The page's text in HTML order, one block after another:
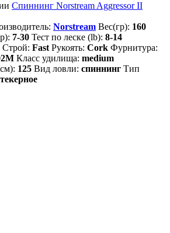
Спиннинг Norstream Aggressor II
Norstream Вес(гр): 160
7-30 Тест по леске (lb): 8-14
Строй: Fast Рукоять: Cork Фурнитура:
Класс удилища: medium
125 Вид ловли: спиннинг Тип